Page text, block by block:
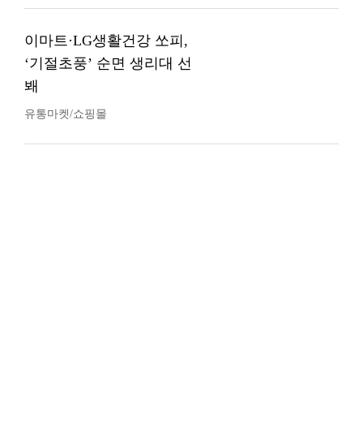
이마트·LG생활건강 쏘피,
‘기절초풍’ 순면 생리대 선
봬
유통마켓/쇼핑몰